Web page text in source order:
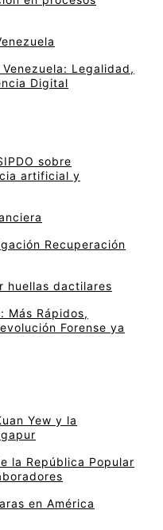
Legalidad,
Digital
sobre
artificial y
Recuperación
huellas dactilares
Más Rápidos,
Forense ya
Yew y la
la República Popular
en América